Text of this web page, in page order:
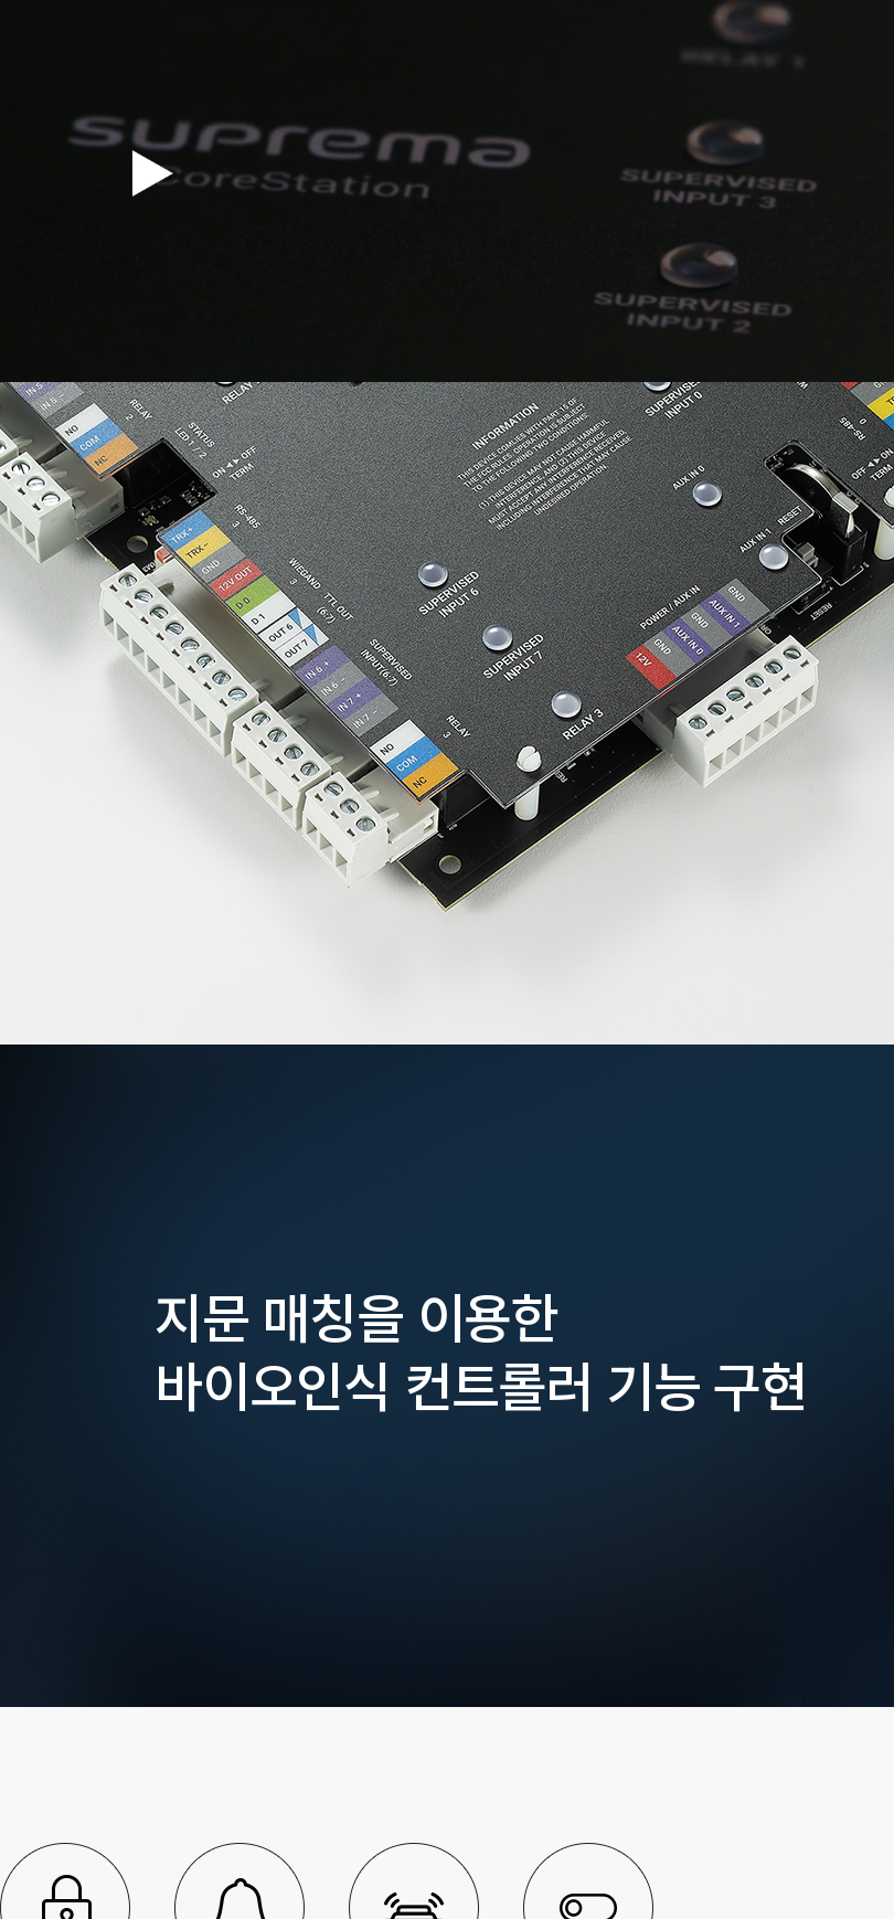
지문 매칭을 이용한
바이오인식 컨트롤러 기능 구현